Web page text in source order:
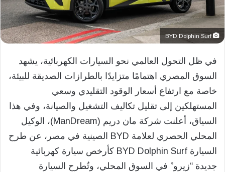
BYD Dolphin Surf
في ظل التحول العالمي نحو السيارات الكهربائية، يشهد
السوق المصري اهتمامًا متزايدًا بالطرازات الصديقة للبيئة،
خاصة مع ارتفاع أسعار الوقود التقليدي وسعي
المستهلكين إلى تقليل تكاليف التشغيل والصيانة، وفي هذا
السياق، أعلنت شركة مان دريم (ManDream)، الوكيل
المحلي الحصري لعلامة BYD الصينية في مصر، عن طرح
السيارة BYD Dolphin Surf كأرخص سيارة كهربائية
جديدة “زيرو” في السوق المحلي، وتُطرح السيارة